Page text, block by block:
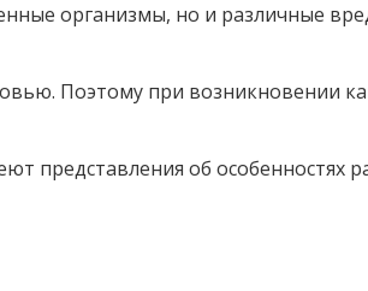
организмы, но и различные
Поэтому при возникновении
представления об особенностях